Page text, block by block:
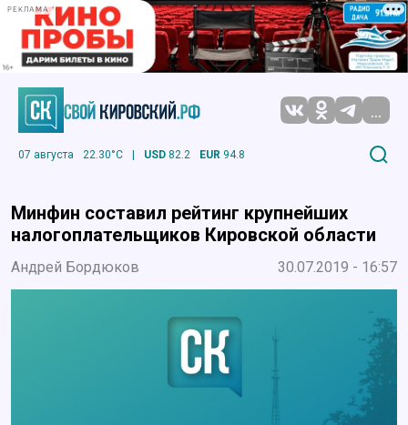
РЕКЛАМА
...
07 августа 22.30°C | USD 82.2 EUR 94.8
Минфин составил рейтинг крупнейших
налогоплательщиков Кировской области
Андрей Бордюков 30.07.2019 - 16:57